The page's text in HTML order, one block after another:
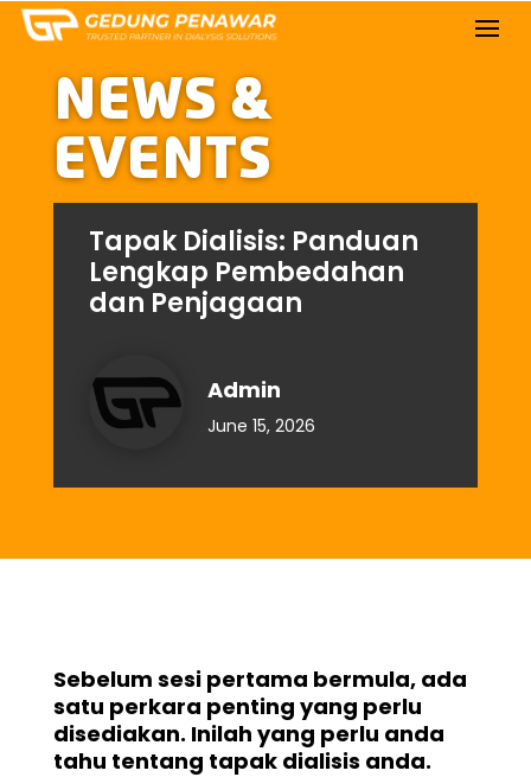
NEWS &
EVENTS
Tapak Dialisis: Panduan
Lengkap Pembedahan
dan Penjagaan
Admin
June 15, 2026
Sebelum sesi pertama bermula, ada
satu perkara penting yang perlu
disediakan. Inilah yang perlu anda
tahu tentang tapak dialisis anda.